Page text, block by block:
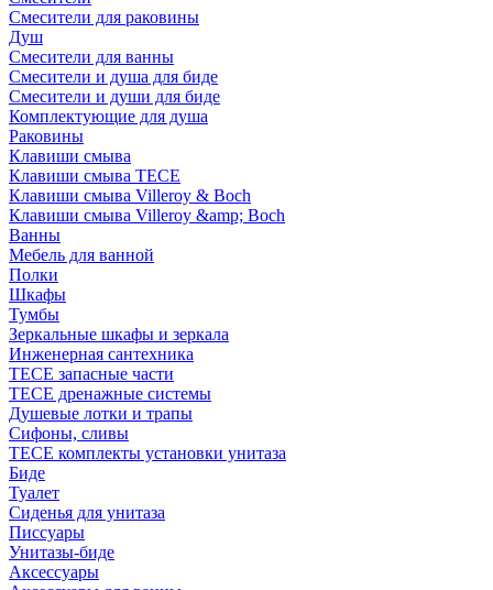
Смесители для раковины
Душ
Смесители для ванны
Смесители и душа для биде
Смесители и души для биде
Комплектующие для душа
Раковины
Клавиши смыва
Клавиши смыва TECE
Клавиши смыва Villeroy & Boch
Клавиши смыва Villeroy &amp; Boch
Ванны
Мебель для ванной
Полки
Шкафы
Тумбы
Зеркальные шкафы и зеркала
Инженерная сантехника
TECE запасные части
TECE дренажные системы
Душевые лотки и трапы
Сифоны, сливы
TECE комплекты установки унитаза
Биде
Туалет
Сиденья для унитаза
Писсуары
Унитазы-биде
Аксессуары